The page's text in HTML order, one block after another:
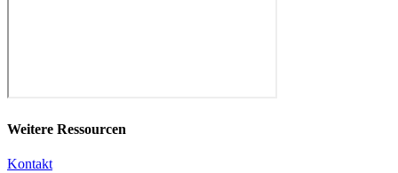
Weitere Ressourcen
Kontakt